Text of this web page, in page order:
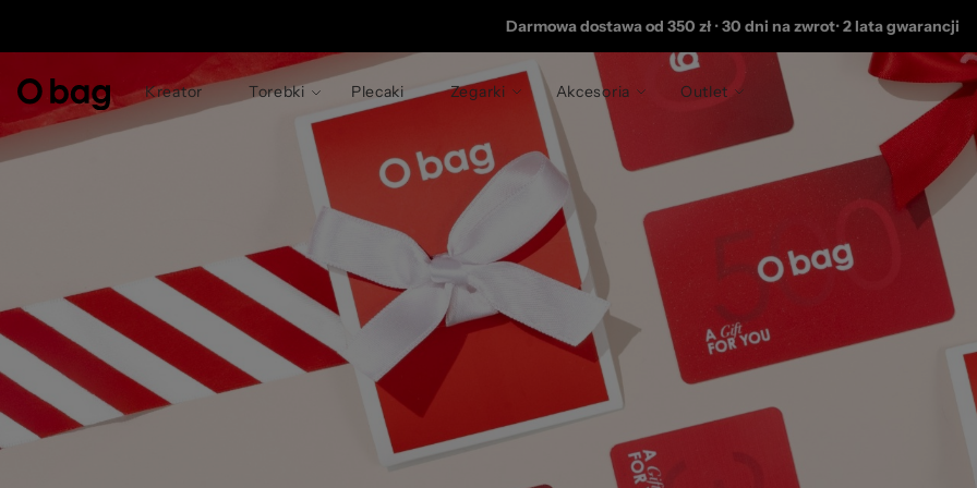
©
Darmowa dostawa od 350 zł •30 dni na zwrot•2 lata gwarancji
Kreator Torebki Plecaki Zegarki Akcesoria Outlet